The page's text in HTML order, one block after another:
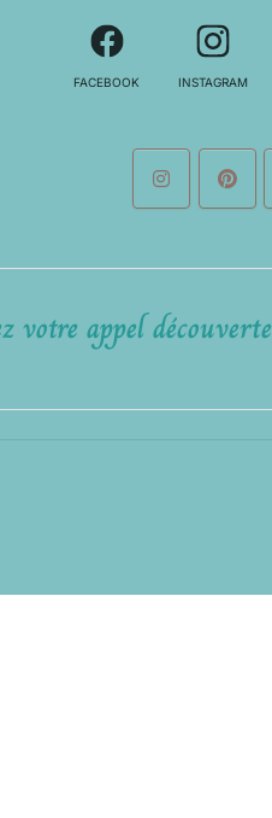
FACEBOOK INSTAGRAM
votre appel découverte